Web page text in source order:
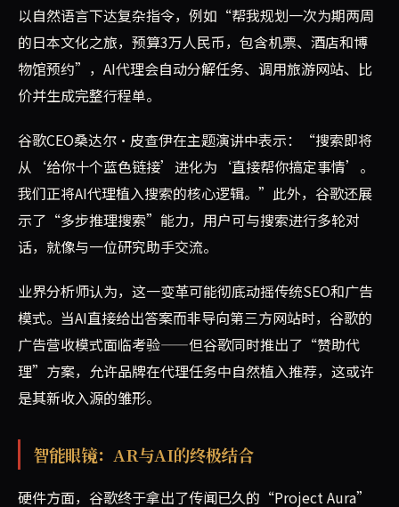
以自然语言下达复杂指令，例如“帮我规划一次为期两周
的日本文化之旅，预算3万人民币，包含机票、酒店和博
物馆预约”，AI代理会自动分解任务、调用旅游网站、比
价并生成完整行程单。
谷歌CEO桑达尔·皮查伊在主题演讲中表示：“搜索即将
从‘给你十个蓝色链接’进化为‘直接帮你搞定事情’。
我们正将AI代理植入搜索的核心逻辑。”此外，谷歌还展
示了“多步推理搜索”能力，用户可与搜索进行多轮对
话，就像与一位研究助手交流。
业界分析师认为，这一变革可能彻底动摇传统SEO和广告
模式。当AI直接给出答案而非导向第三方网站时，谷歌的
广告营收模式面临考验——但谷歌同时推出了“赞助代
理”方案，允许品牌在代理任务中自然植入推荐，这或许
是其新收入源的雏形。
智能眼镜：AR与AI的终极结合
硬件方面，谷歌终于拿出了传闻已久的“Project Aura”